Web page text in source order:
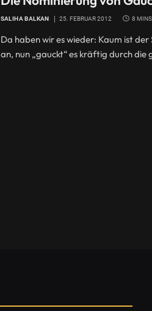
SALIHA BALKAN 25. FEBRUAR 2012 8
Da haben wir es wieder: Kaum ist
an, nun „gauckt“ es kräftig durch die